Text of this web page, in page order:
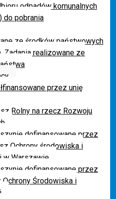
odpadów komunalnych
do pobrania
ze środków państwowych
Zadania realizowane ze
przez unię
Rolny na rzecz Rozwoju
dofinansowane przez
Ochrony środowiska i
w Warszawie
dofinansowane przez
Ochrony Środowiska i